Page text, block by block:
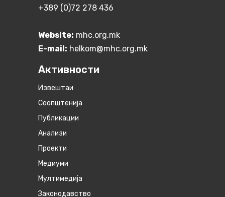
+389 (0)72 278 436
Website: mhc.org.mk
E-mail: helkom@mhc.org.mk
Активности
Извештаи
Соопштенија
Публикации
Анализи
Проекти
Медиуми
Мултимедија
Законодавство